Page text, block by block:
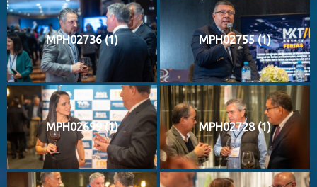
MPH02736 (1) MPH02755 (1)
MPH02699 (1) MPH02728 (1)